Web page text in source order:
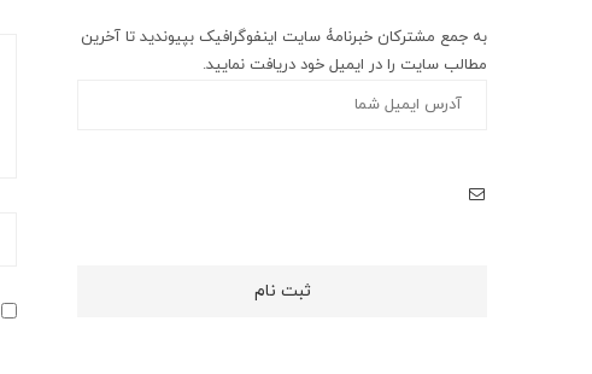
به جمع مشترکان خبرنامۀ سایت اینفوگرافیک بپیوندید تا آخرین
مطالب سایت را در ایمیل خود دریافت نمایید.